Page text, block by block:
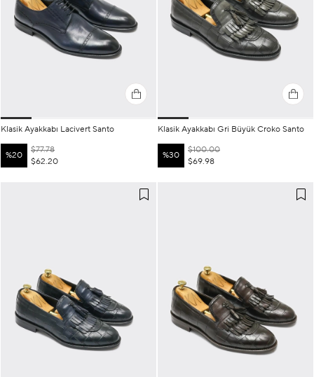
Klasik Ayakkabı Lacivert Santo
%20
$62.20
$77.78
Klasik Ayakkabı Gri Büyük Croko Santo
%30
$69.98
$100.00